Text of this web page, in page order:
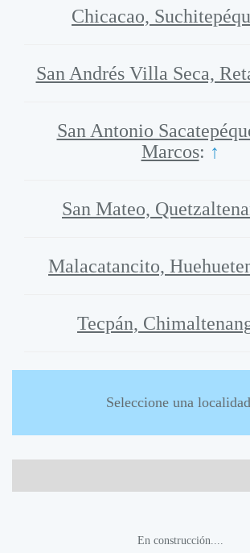
Chicacao,
San Andrés Villa Seca,
San Antonio
Marcos: ↑
San Mateo,
Malacatancito,
Tecpán,
Seleccione una
En construcción....